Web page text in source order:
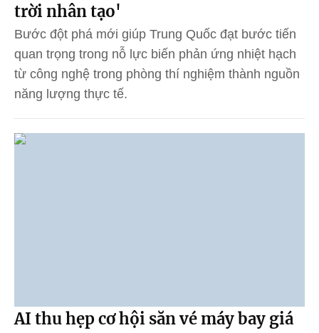
trời nhân tạo'
Bước đột phá mới giúp Trung Quốc đạt bước tiến
quan trọng trong nỗ lực biến phản ứng nhiệt hạch
từ công nghệ trong phòng thí nghiệm thành nguồn
năng lượng thực tế.
AI thu hẹp cơ hội săn vé máy bay giá